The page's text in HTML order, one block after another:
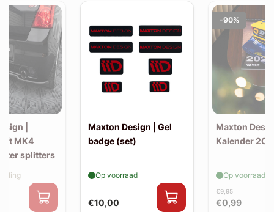
|
MK4
splitters
Maxton Design | Gel
badge (set)
€10,00
Op voorraad
-90%
Maxton
Kalender
€9,95
€0,99
Op voorraad